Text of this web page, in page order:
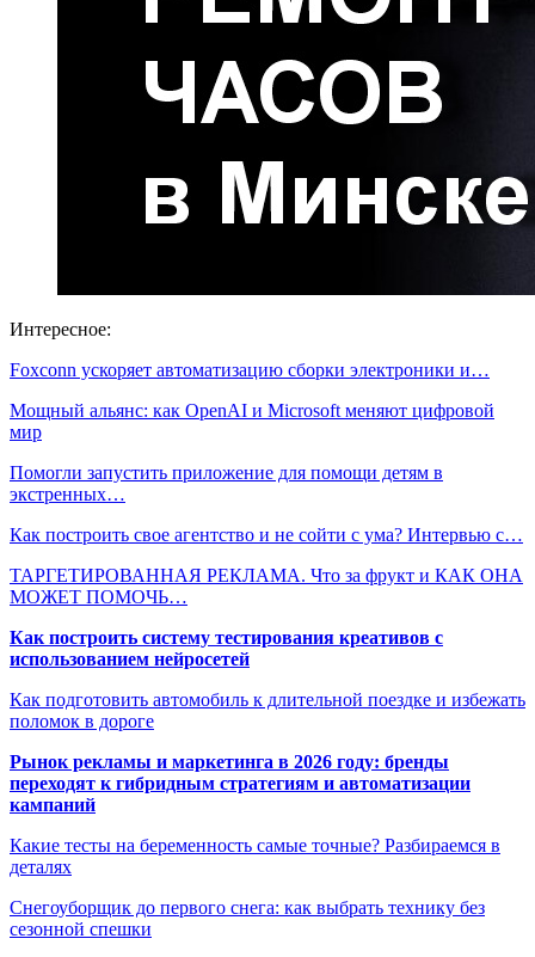
Интересное:
Foxconn ускоряет автоматизацию сборки электроники и…
Мощный альянс: как OpenAI и Microsoft меняют цифровой
мир
Помогли запустить приложение для помощи детям в
экстренных…
Как построить свое агентство и не сойти с ума? Интервью с…
ТАРГЕТИРОВАННАЯ РЕКЛАМА. Что за фрукт и КАК ОНА
МОЖЕТ ПОМОЧЬ…
Как построить систему тестирования креативов с
использованием нейросетей
Как подготовить автомобиль к длительной поездке и избежать
поломок в дороге
Рынок рекламы и маркетинга в 2026 году: бренды
переходят к гибридным стратегиям и автоматизации
кампаний
Какие тесты на беременность самые точные? Разбираемся в
деталях
Снегоуборщик до первого снега: как выбрать технику без
сезонной спешки